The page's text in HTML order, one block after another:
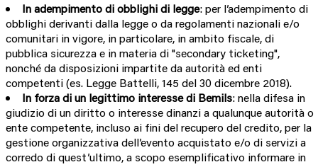
In adempimento di obblighi di legge: per l’adempimento di
obblighi derivanti dalla legge o da regolamenti nazionali e/o
comunitari in vigore, in particolare, in ambito fiscale, di
pubblica sicurezza e in materia di "secondary ticketing",
nonché da disposizioni impartite da autorità ed enti
competenti (es. Legge Battelli,145 del 30 dicembre 2018).
In forza di un legittimo interesse di Bemils: nella difesa in
giudizio di un diritto o interesse dinanzi a qualunque autorità o
ente competente, incluso ai fini del recupero del credito, per la
gestione organizzativa dell’evento acquistato e/o di servizi a
corredo di quest’ultimo, a scopo esemplificativo informare in